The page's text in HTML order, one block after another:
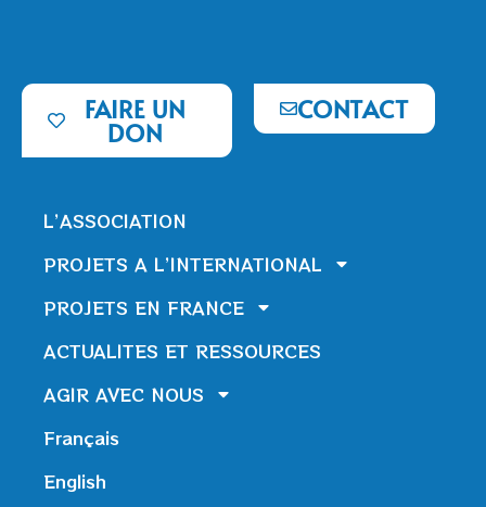
FAIRE UN
DON
CONTACT
L’ASSOCIATION
PROJETS A L’INTERNATIONAL
PROJETS EN FRANCE
ACTUALITES ET RESSOURCES
AGIR AVEC NOUS
Français
English